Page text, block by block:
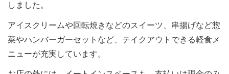
しました。
アイスクリームや回転焼きなどのスイーツ、串揚げなど惣
菜やハンバーガーセットなど、テイクアウトできる軽食メ
ニューが充実しています。